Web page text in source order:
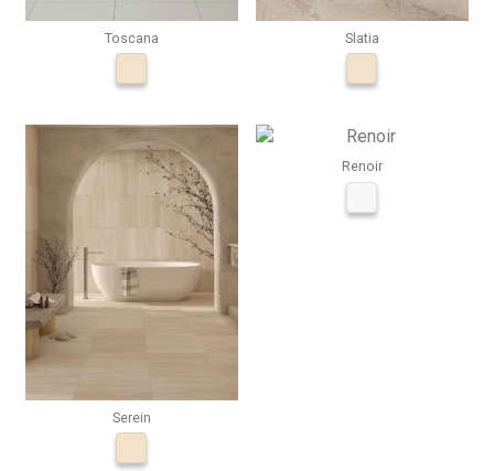
Toscana Slatia
Serein
Renoir